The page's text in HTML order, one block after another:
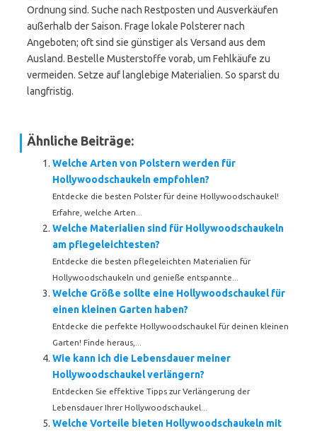
Ordnung sind. Suche nach Restposten und Ausverkäufen
außerhalb der Saison. Frage lokale Polsterer nach
Angeboten; oft sind sie günstiger als Versand aus dem
Ausland. Bestelle Musterstoffe vorab, um Fehlkäufe zu
vermeiden. Setze auf langlebige Materialien. So sparst du
langfristig.
Ähnliche Beiträge:
Welche Arten von Polstern werden für
Hollywoodschaukeln empfohlen?
Entdecke die besten Polster für deine Hollywoodschaukel!
Erfahre, welche Arten...
Welche Materialien sind für Hollywoodschaukeln
am pflegeleichtesten?
Entdecke die besten pflegeleichten Materialien für
Hollywoodschaukeln und genieße entspannte...
Welche Größe sollte eine Hollywoodschaukel für
einen kleinen Garten haben?
Entdecke die perfekte Hollywoodschaukel für deinen kleinen
Garten! Finde heraus,...
Wie kann ich die Lebensdauer meiner
Hollywoodschaukel verlängern?
Entdecken Sie effektive Tipps zur Verlängerung der
Lebensdauer Ihrer Hollywoodschaukel...
Welche Vorteile bieten Hollywoodschaukeln mit